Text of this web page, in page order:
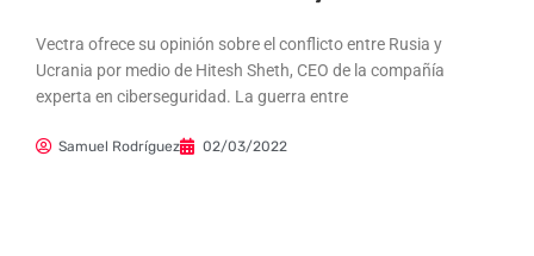
Vectra ofrece su opinión sobre el conflicto entre Rusia y
Ucrania por medio de Hitesh Sheth, CEO de la compañía
experta en ciberseguridad. La guerra entre
Samuel Rodríguez 02/03/2022